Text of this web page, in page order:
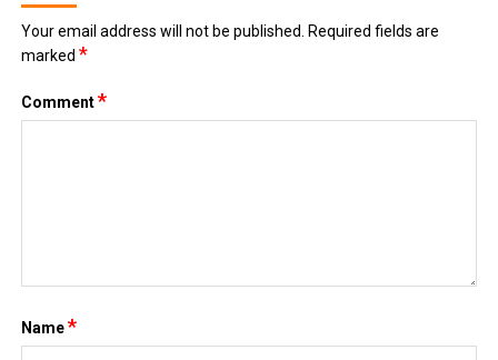
Your email address will not be published. Required fields are
marked*
Comment*
Name*